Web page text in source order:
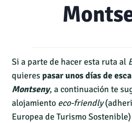
Si a parte de hacer esta ruta al
quieres pasar unos días de
Montseny, a continuación te
alojamiento eco-friendly
Europea de Turismo